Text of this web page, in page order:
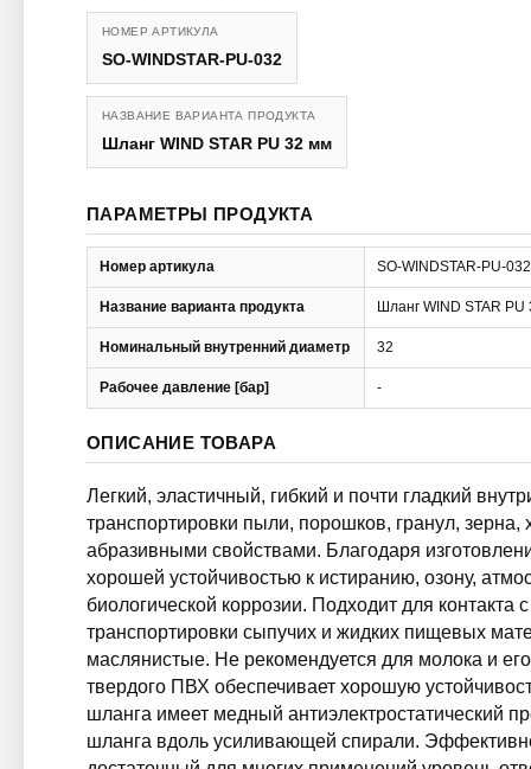
НОМЕР АРТИКУЛА
SO-WINDSTAR-PU-032
НАЗВАНИЕ ВАРИАНТА ПРОДУКТА
Шланг WIND STAR PU 32 мм
ПАРАМЕТРЫ ПРОДУКТА
Номер артикула SO-WINDSTAR-PU-032
Название варианта продукта Шланг WIND STAR PU
Номинальный внутренний диаметр 32
Рабочее давление [бар] -
ОПИСАНИЕ ТОВАРА
Легкий, эластичный, гибкий и почти гладкий
транспортировки пыли, порошков, гранул,
абразивными свойствами. Благодаря
хорошей устойчивостью к истиранию, озону,
биологической коррозии. Подходит для
транспортировки сыпучих и жидких пищевых
маслянистые. Не рекомендуется для молока и
твердого ПВХ обеспечивает хорошую
шланга имеет медный антиэлектростатический
шланга вдоль усиливающей спирали.